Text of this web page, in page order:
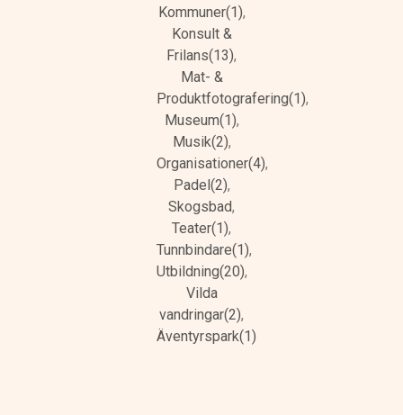
Kommuner(1),
Konsult &
Frilans(13),
Mat- &
Produktfotografering(1),
Museum(1),
Musik(2),
Organisationer(4),
Padel(2),
Skogsbad,
Teater(1),
Tunnbindare(1),
Utbildning(20),
Vilda
vandringar(2),
Äventyrspark(1)